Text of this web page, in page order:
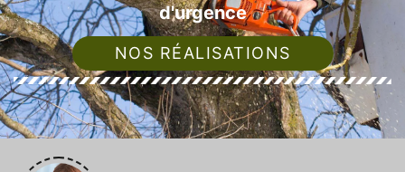
d'urgence
NOS RÉALISATIONS